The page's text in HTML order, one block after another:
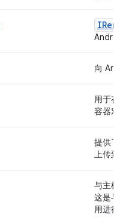
向
用于存
容器对
提供了
上传到
与主机
这是与
用进行